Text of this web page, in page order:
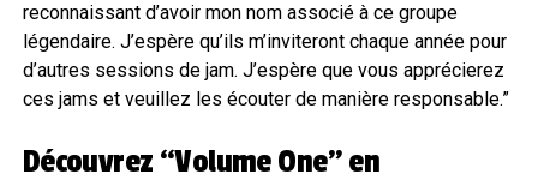
reconnaissant d’avoir mon nom associé à ce groupe
légendaire. J’espère qu’ils m’inviteront chaque année pour
d’autres sessions de jam. J’espère que vous apprécierez
ces jams et veuillez les écouter de manière responsable.”
Découvrez “Volume One” en